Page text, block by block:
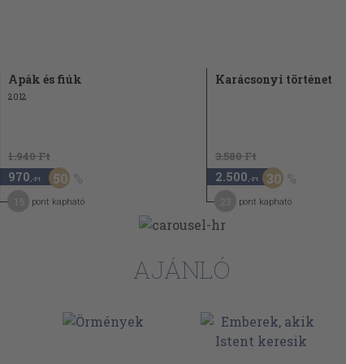
Apák és fiúk
2012
1.940 Ft
970 ,-Ft 50
pont kapható
Karácsonyi történet
3.580 Ft
2.500 ,-Ft 30
pont kapható
AJÁNLÓ